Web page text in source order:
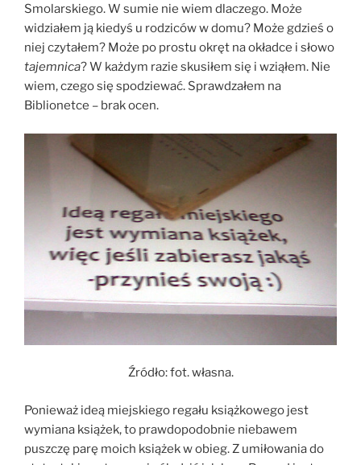
Smolarskiego. W sumie nie wiem dlaczego. Może
widziałem ją kiedyś u rodziców w domu? Może gdzieś o
niej czytałem? Może po prostu okręt na okładce i słowo
tajemnica? W każdym razie skusiłem się i wziąłem. Nie
wiem, czego się spodziewać. Sprawdzałem na
Biblionetce – brak ocen.
Źródło: fot. własna.
Ponieważ ideą miejskiego regału książkowego jest
wymiana książek, to prawdopodobnie niebawem
puszczę parę moich książek w obieg. Z umiłowania do